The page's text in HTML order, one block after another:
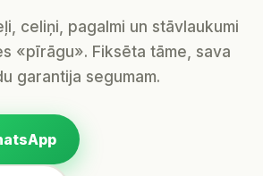
celiņi, pagalmi un stāvlaukumi
«pīrāgu». Fiksēta tāme, sava
garantija segumam.